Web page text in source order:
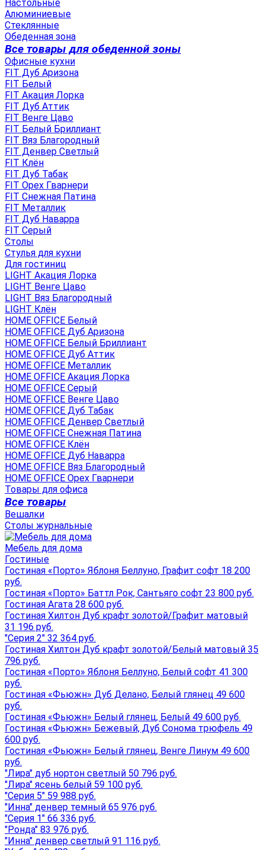
Настольные
Алюминиевые
Стеклянные
Обеденная зона
Все товары для обеденной зоны
Офисные кухни
FIT Дуб Аризона
FIT Белый
FIT Акация Лорка
FIT Дуб Аттик
FIT Венге Цаво
FIT Белый Бриллиант
FIT Вяз Благородный
FIT Денвер Светлый
FIT Клён
FIT Дуб Табак
FIT Орех Гварнери
FIT Снежная Патина
FIT Металлик
FIT Дуб Наварра
FIT Серый
Столы
Стулья для кухни
Для гостиниц
LIGHT Акация Лорка
LIGHT Венге Цаво
LIGHT Вяз Благородный
LIGHT Клён
HOME OFFICE Белый
HOME OFFICE Дуб Аризона
HOME OFFICE Белый Бриллиант
HOME OFFICE Дуб Аттик
HOME OFFICE Металлик
HOME OFFICE Акация Лорка
HOME OFFICE Серый
HOME OFFICE Венге Цаво
HOME OFFICE Дуб Табак
HOME OFFICE Денвер Светлый
HOME OFFICE Снежная Патина
HOME OFFICE Клён
HOME OFFICE Дуб Наварра
HOME OFFICE Вяз Благородный
HOME OFFICE Орех Гварнери
Товары для офиса
Все товары
Вешалки
Столы журнальные
Мебель для дома
Гостиные
Гостиная «Порто» Яблоня Беллуно, Графит софт 18 200
руб.
Гостиная «Порто» Баттл Рок, Сантьяго софт 23 800 руб.
Гостиная Агата 28 600 руб.
Гостиная Хилтон Дуб крафт золотой/Графит матовый
31 196 руб.
"Серия 2" 32 364 руб.
Гостиная Хилтон Дуб крафт золотой/Белый матовый 35
796 руб.
Гостиная «Порто» Яблоня Беллуно, Белый софт 41 300
руб.
Гостиная «Фьюжн» Дуб Делано, Белый глянец 49 600
руб.
Гостиная «Фьюжн» Белый глянец, Белый 49 600 руб.
Гостиная «Фьюжн» Бежевый, Дуб Сонома трюфель 49
600 руб.
Гостиная «Фьюжн» Белый глянец, Венге Линум 49 600
руб.
"Лира" дуб нортон светлый 50 796 руб.
"Лира" ясень белый 59 100 руб.
"Серия 5" 59 988 руб.
"Инна" денвер темный 65 976 руб.
"Серия 1" 66 336 руб.
"Ронда" 83 976 руб.
"Инна" денвер светлый 91 116 руб.